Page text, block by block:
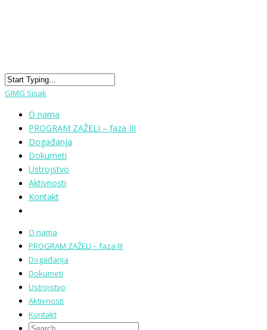
GIMG Sisak
O nama
PROGRAM ZAŽELI – faza III
Događanja
Dokumeti
Ustrojstvo
Aktivnosti
Kontakt
O nama
PROGRAM ZAŽELI – faza III
Događanja
Dokumeti
Ustrojstvo
Aktivnosti
Kontakt